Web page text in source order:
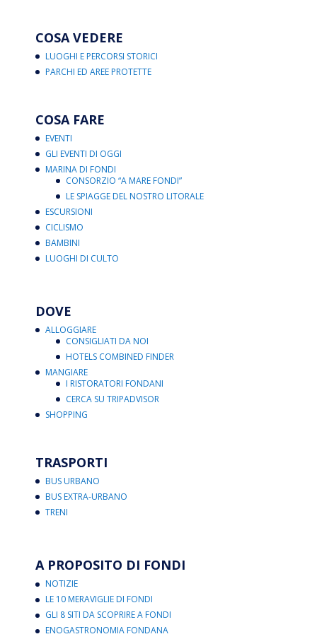
COSA VEDERE
LUOGHI E PERCORSI STORICI
PARCHI ED AREE PROTETTE
COSA FARE
EVENTI
GLI EVENTI DI OGGI
MARINA DI FONDI
CONSORZIO “A MARE FONDI”
LE SPIAGGE DEL NOSTRO LITORALE
ESCURSIONI
CICLISMO
BAMBINI
LUOGHI DI CULTO
DOVE
ALLOGGIARE
CONSIGLIATI DA NOI
HOTELS COMBINED FINDER
MANGIARE
I RISTORATORI FONDANI
CERCA SU TRIPADVISOR
SHOPPING
TRASPORTI
BUS URBANO
BUS EXTRA-URBANO
TRENI
A PROPOSITO DI FONDI
NOTIZIE
LE 10 MERAVIGLIE DI FONDI
GLI 8 SITI DA SCOPRIRE A FONDI
ENOGASTRONOMIA FONDANA